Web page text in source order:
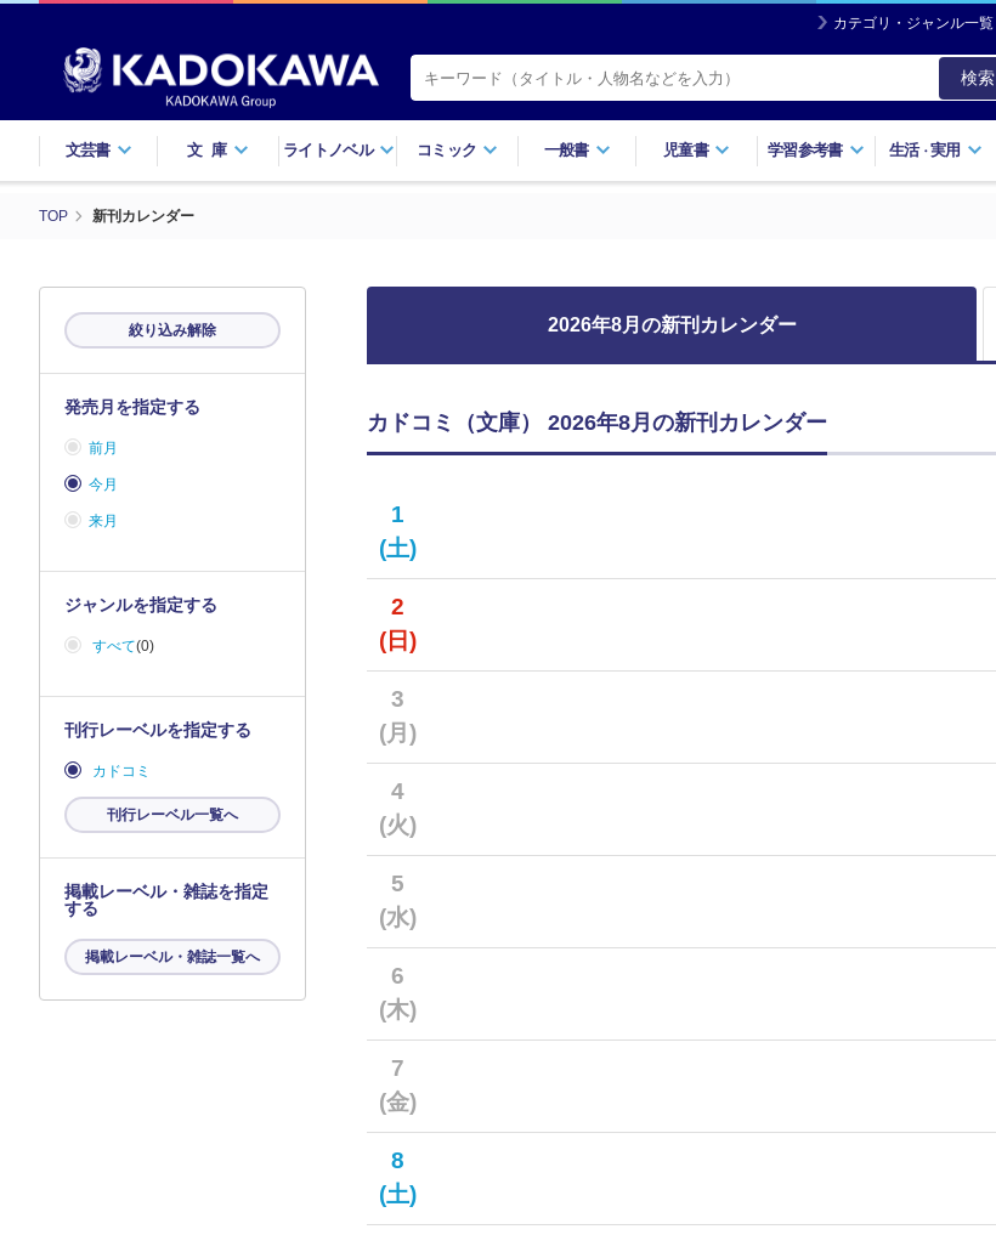
カテゴリ・ジャンル一覧
検索
文芸書 文庫 ライトノベル コミック 一般書 児童書 学習参考書 生活・実用
TOP 新刊カレンダー
2026年8月の新刊カレンダー
カドコミ（文庫） 2026年8月の新刊カレンダー
1
(土)
2
(日)
3
(月)
4
(火)
5
(水)
6
(木)
7
(金)
8
(土)
絞り込み解除
発売月を指定する
前月
今月
来月
ジャンルを指定する
すべて(0)
刊行レーベルを指定する
カドコミ
刊行レーベル一覧へ
掲載レーベル・雑誌を指定
する
掲載レーベル・雑誌一覧へ